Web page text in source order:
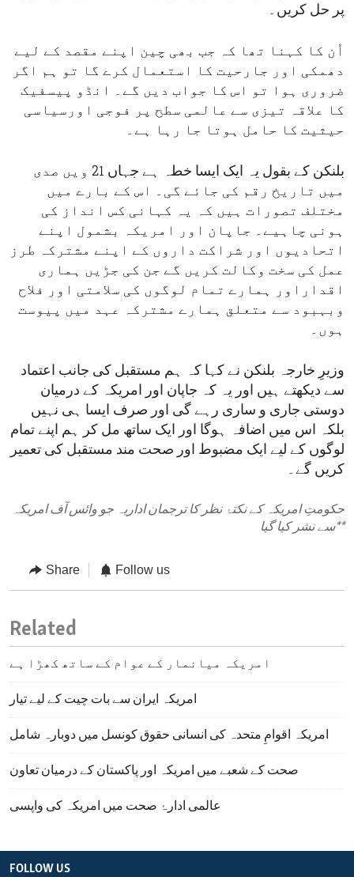
پر حل کریں۔
اُن کا کہنا تھا کہ جب بھی چین اپنے مقصد کے لیے
دھمکی اور جارحیت کا استعمال کرے گا تو ہم اگر
ضروری ہوا تو اس کا جواب دیں گے۔ انڈو پیسفیک
کا علاقہ تیزی سے عالمی سطح پر فوجی اورسیاسی
حیثیت کا حامل ہوتا جا رہا ہے۔
بلنکن کے بقول یہ ایک ایسا خطہ ہے جہاں 21 ویں صدی
میں تاریخ رقم کی جائے گی۔ اس کے بارے میں
مختلف تصورات ہیں کہ یہ کہانی کس انداز کی
ہونی چاہیے۔ جاپان اور امریکہ بشمول اپنے
اتحادیوں اور شراکت داروں کے اپنے مشترکہ طرز
عمل کی سخت وکالت کریں گے جن کی جڑیں ہماری
اقداراور ہمارے تمام لوگوں کی سلامتی اور فلاح
وبہبود سے متعلق ہمارے مشترکہ عہد میں پیوست
ہوں۔
وزیرِ خارجہ بلنکن نے کہا کہ ہم مستقبل کی جانب اعتماد
سے دیکھتے ہیں اور یہ کہ جاپان اور امریکہ کے درمیان
دوستی جاری و ساری رہے گی اور صرف ایسا ہی نہیں
بلکہ اس میں اضافہ ہوگا اور ایک ساتھ مل کر ہم اپنے تمام
لوگوں کے لیے ایک مضبوط اور صحت مند مستقبل کی تعمیر
کریں گے۔
حکومتِ امریکہ کے نکتۂ نظر کا ترجمان اداریہ جو وائس آف امریکہ
سے نشر کیا گیا**
Share Follow us
Related
امریکہ میانمار کے عوام کے ساتھ کھڑا ہے
امریکہ ایران سے بات چیت کے لیے تیار
امریکہ اقوامِ متحدہ کی انسانی حقوق کونسل میں دوبارہ شامل
صحت کے شعبے میں امریکہ اور پاکستان کے درمیان تعاون
عالمی ادارۂ صحت میں امریکہ کی واپسی
FOLLOW US